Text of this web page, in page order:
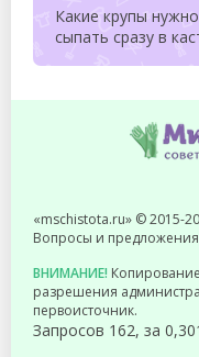
Какие крупы
сыпать сразу в
«mschistota.ru» © 2015-
Вопросы и
ВНИМАНИЕ!
разрешения
первоисточник.
Запросов 162, за